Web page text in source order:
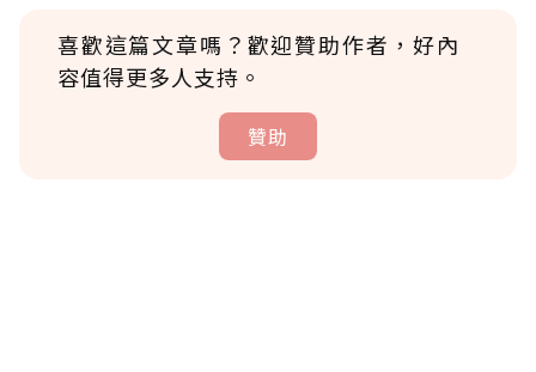
喜歡這篇文章嗎？歡迎贊助作者，好內
容值得更多人支持。
贊助